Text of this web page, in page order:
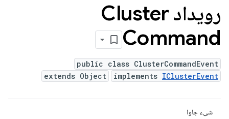
رویداد Cluster
Command
public class ClusterCommandEvent
extends Object
implements IClusterEvent
شیء جاوا